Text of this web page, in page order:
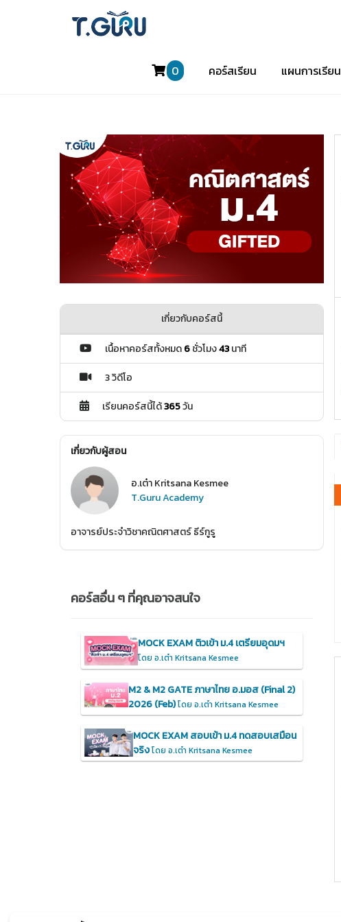
0 คอร์สเรียน แผนการเรียน
เกี่ยวกับคอร์สนี้
เนื้อหาคอร์สทั้งหมด6ชั่วโมง43นาที
3 วิดีโอ
เรียนคอร์สนี้ได้365วัน
เกี่ยวกับผู้สอน
อ.เต๋า Kritsana Kesmee
T.Guru Academy
อาจารย์ประจำวิชาคณิตศาสตร์ ธีร์กูรู
คอร์สอื่น ๆ ที่คุณอาจสนใจ
MOCK EXAM ติวเข้า ม.4 เตรียมอุดมฯ
โดย อ.เต๋า Kritsana Kesmee
M2 & M2 GATE ภาษาไทย อ.มอส (Final 2)
2026 (Feb)โดย อ.เต๋า Kritsana Kesmee
MOCK EXAM สอบเข้า ม.4 ทดสอบเสมือน
จริงโดย อ.เต๋า Kritsana Kesmee